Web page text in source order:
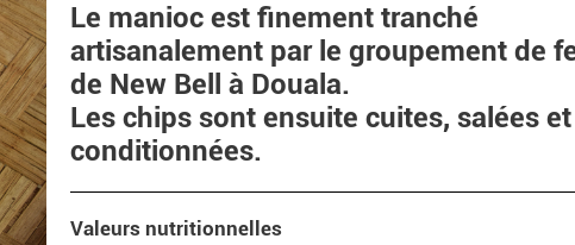
Le manioc est finement tranché
artisanalement par le groupement de
de New Bell à Douala.
Les chips sont ensuite cuites, salées et
conditionnées.
Valeurs nutritionnelles